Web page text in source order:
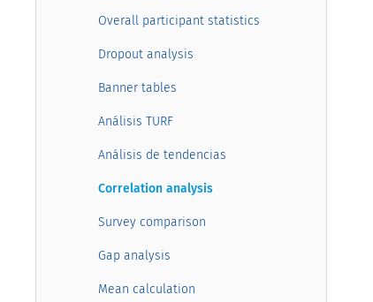
Overall participant statistics
Dropout analysis
Banner tables
Análisis TURF
Análisis de tendencias
Correlation analysis
Survey comparison
Gap analysis
Mean calculation